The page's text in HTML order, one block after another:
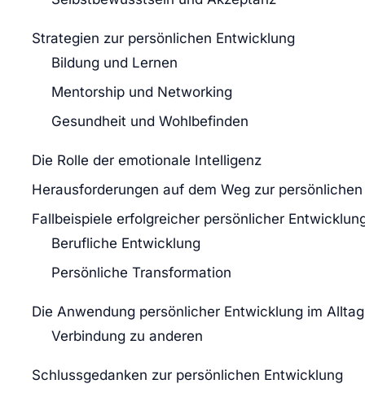
Strategien zur persönlichen Entwicklung
Bildung und Lernen
Mentorship und Networking
Gesundheit und Wohlbefinden
Die Rolle der emotionale Intelligenz
Herausforderungen auf dem Weg zur
Fallbeispiele erfolgreicher persönlicher
Berufliche Entwicklung
Persönliche Transformation
Die Anwendung persönlicher Entwicklung im Alltag
Verbindung zu anderen
Schlussgedanken zur persönlichen Entwicklung